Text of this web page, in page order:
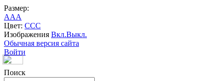
Размер:
AAA
Цвет: CCC
Изображения Вкл.Выкл.
Обычная версия сайта
Войти
Поиск